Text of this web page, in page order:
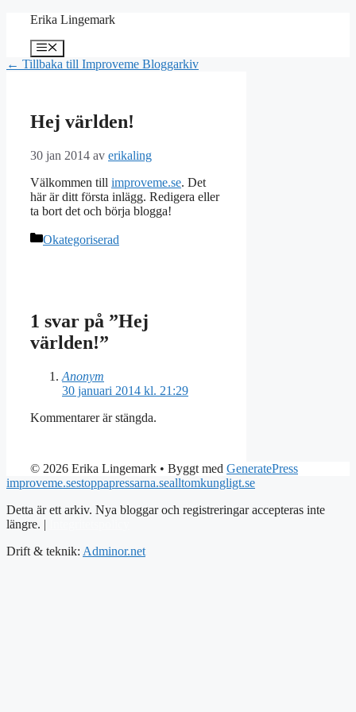
Hoppa
innehåll
Erika Lingemark
Meny
← Tillbaka till Improveme Bloggarkiv
Hej världen!
30 jan 2014 av erikaling
Välkommen till improveme.se. Det
här är ditt första inlägg. Redigera eller
ta bort det och börja blogga!
Kategorier
Okategoriserad
1 svar på ”Hej
världen!”
Anonym
30 januari 2014 kl. 21:29
Kommentarer är stängda.
© 2026 Erika Lingemark • Byggt med GeneratePress
improveme.sestoppapressarna.sealltomkungligt.se
Detta är ett arkiv. Nya bloggar och registreringar accepteras inte
längre. |
Drift & teknik: Adminor.net